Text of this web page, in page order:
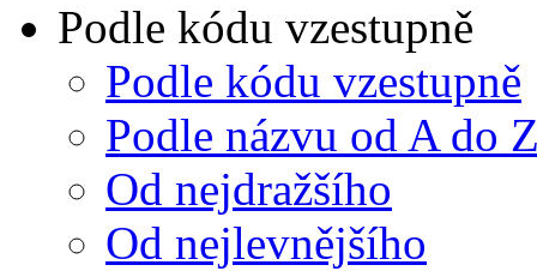
Podle kódu vzestupně
Podle kódu vzestupně
Podle názvu od A do
Od nejdražšího
Od nejlevnějšího